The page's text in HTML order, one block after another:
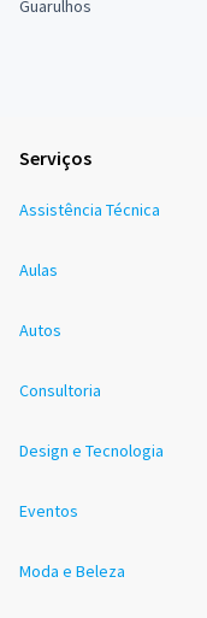
Guarulhos
Serviços
Assistência Técnica
Aulas
Autos
Consultoria
Design e Tecnologia
Eventos
Moda e Beleza